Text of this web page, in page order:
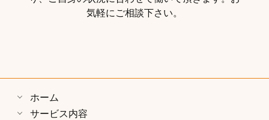
気軽にご相談下さい。
ホーム
サービス内容